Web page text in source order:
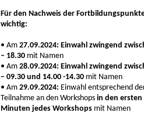
Für den Nachweis der
wichtig:
• Am 27.09.2024: Einwahl zwingend
– 18.30 mit Namen
• Am 28.09.2024: Einwahl zwingend
– 09.30 und 14.00 -14.30 mit Namen
• Am 29.09.2024: Einwahl entsprechend
Teilnahme an den Workshops in den ersten
Minuten jedes Workshops mit Namen